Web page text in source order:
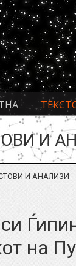
И
И АНАЛИЗИ
на